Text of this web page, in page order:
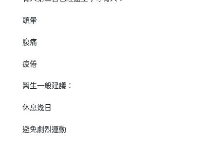
頭暈
腹痛
疲倦
醫生一般建議：
休息幾日
避免劇烈運動